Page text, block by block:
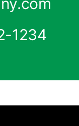
1234